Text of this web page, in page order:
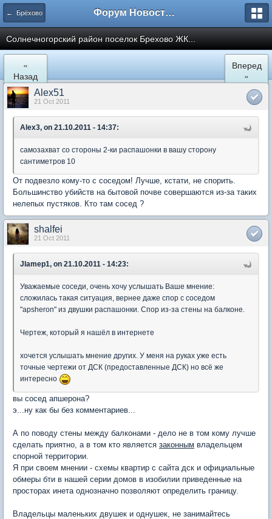
← Брёхово Форум Новостройки
Cолнечногорский район поселок Брехово ЖК...
«
Назад
Вперед
»
Alex51
21 Oct 2011
Alex3, on 21.10.2011 - 14:37:
самозахват со стороны 2-ки распашонки в вашу сторону
сантиметров 10
От подвезло кому-то c соседом! Лучше, кстати, не спорить.
Большинство убийств на бытовой почве совершаются из-за таких
нелепых пустяков. Кто там сосед ?
shalfei
21 Oct 2011
Jlamep1, on 21.10.2011 - 14:23:
Уважаемые соседи, очень хочу услышать Ваше мнение:
сложилась такая ситуация, вернее даже спор с соседом
"apsheron" из двушки распашонки. Спор из-за стены на балконе.
Чертеж, который я нашёл в интернете
хочется услышать мнение других. У меня на руках уже есть
точные чертежи от ДСК (предоставленные ДСК) но всё же
интересно
вы сосед апшерона?
э...ну как бы без комментариев...
А по поводу стены между балконами - дело не в том кому лучше
сделать приятно, а в том кто является законным владельцем
спорной территории.
Я при своем мнении - схемы квартир с сайта дск и официальные
обмеры бти в нашей серии домов в изобилии приведенные на
просторах инета однозначно позволяют определить границу.
Владельцы маленьких двушек и однушек, не занимайтесь